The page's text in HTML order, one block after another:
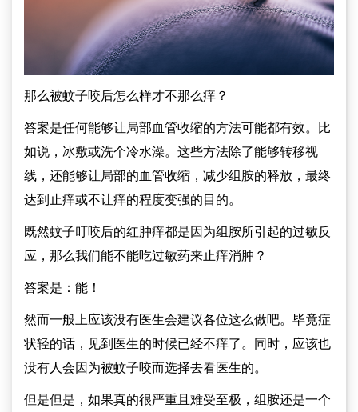
那么被蚊子咬后怎么样才不那么痒？
答案是任何能够让局部血管收缩的方法可能都有效。比
如说，冰敷或洗个冷水澡。这些方法除了能够转移视
线，还能够让局部的血管收缩，减少组胺的释放，最终
达到止痒或不让痒的程度变强的目的。
既然蚊子叮咬后的红肿痒都是因为组胺所引起的过敏反
应，那么我们能不能吃过敏药来止痒消肿？
答案是：能！
然而一般上应该没有医生会建议各位这么做吧。毕竟症
状轻的话，见到医生的时候已经不痒了。同时，应该也
没有人会因为被蚊子咬而选择去看医生的。
但是但是，如果真的很严重且难受至极，组胺还是一个